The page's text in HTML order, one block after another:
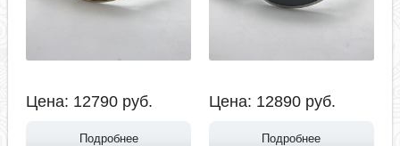
Цена: 12790 руб.
Подробнее
Цена: 12890 руб.
Подробнее